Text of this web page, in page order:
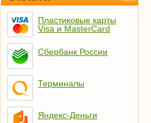
Пластиковые карты
Visa и MasterCard
Сбербанк России
Терминалы
Яндекс-Деньги